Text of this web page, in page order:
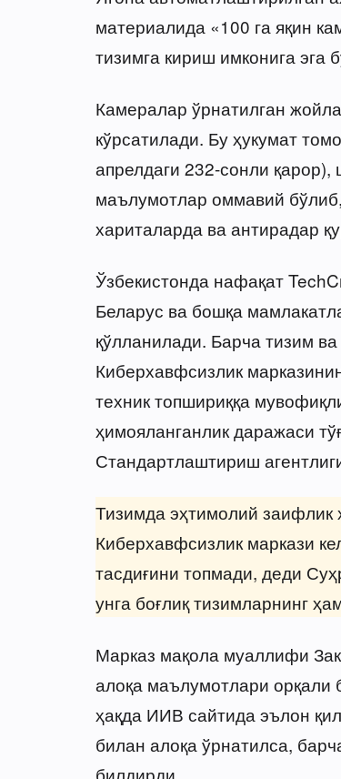
материалида «100 га яқин
тизимга кириш имконига эга
Камералар ўрнатилган
кўрсатилади. Бу ҳукумат
апрелдаги 232-сонли
маълумотлар оммавий
хариталарда ва антирадар
Ўзбекистонда нафақат
Беларус ва бошқа
қўлланилади. Барча тизим
Киберхавфсизлик
техник топшириққа
ҳимояланганлик даражаси
Стандартлаштириш
Тизимда эҳтимолий заифлик
Киберхавфсизлик маркази
тасдиғини топмади, деди
унга боғлиқ тизимларнинг
Марказ мақола муаллифи Зак
алоқа маълумотлари орқали
ҳақда ИИВ сайтида эълон
билан алоқа ўрнатилса,